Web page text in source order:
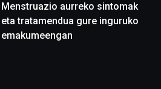
Menstruazio aurreko sintomak
eta tratamendua gure inguruko
emakumeengan